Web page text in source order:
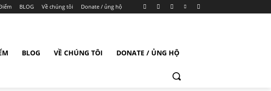
BLOG Về chúng tôi Donate / ủng hộ
BLOG VỀ CHÚNG TÔI DONATE / ỦNG HỘ